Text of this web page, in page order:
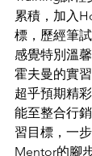
累積，加入
標，歷經筆
感覺特別溫
霍夫曼的實
超乎預期精
能至整合行
習目標，一
Mentor的腳